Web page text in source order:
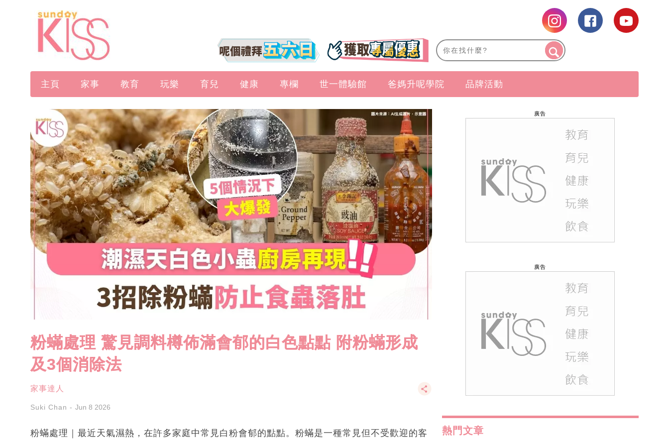
主頁 家事 教育 玩樂 育兒 健康 專欄 世一體驗館 爸媽升呢學院 品牌活動
粉蟎處理 驚見調料樽佈滿會郁的白色點點 附粉蟎形成
及3個消除法
家事達人
Suki Chan Jun 8 2026
粉蟎處理｜最近天氣濕熱，在許多家庭中常見白粉會郁的點點。粉蟎是一種常見但不受歡迎的客
廣告
廣告
熱門文章